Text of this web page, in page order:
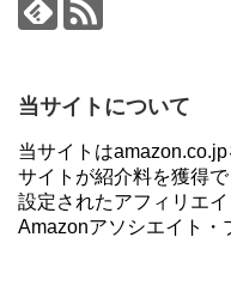
当サイトについて
当サイトは
サイトが紹介料を獲得
設定されたアフィリエ
Amazonアソシエイト・